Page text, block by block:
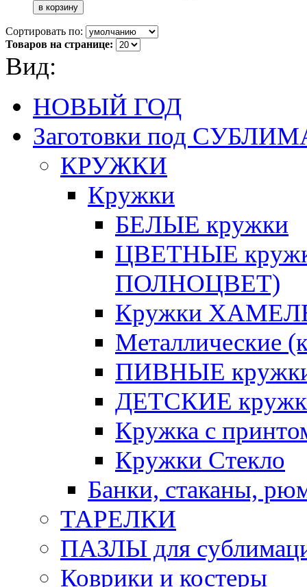
Сортировать по:
Товаров на странице:
Вид:
НОВЫЙ ГОД
Заготовки под
КРУЖКИ
Кружки
БЕЛЫЕ кружки
ЦВЕТНЫЕ
ПОЛНОЦВЕТ)
Кружки
Металлические
ПИВНЫЕ
ДЕТСКИЕ
Кружка с
Кружки Стекло
Банки, стаканы,
ТАРЕЛКИ
ПАЗЛЫ для
Коврики и костеры